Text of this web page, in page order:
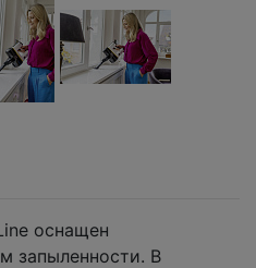
оснащен
запыленности. В